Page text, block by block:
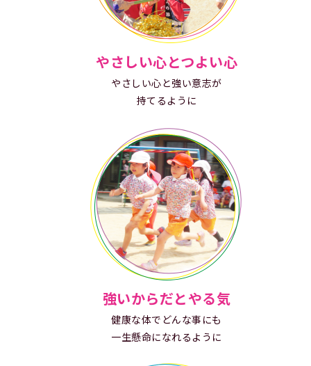
やさしい心とつよい心
やさしい心と強い意志が
持てるように
強いからだとやる気
健康な体でどんな事にも
一生懸命になれるように